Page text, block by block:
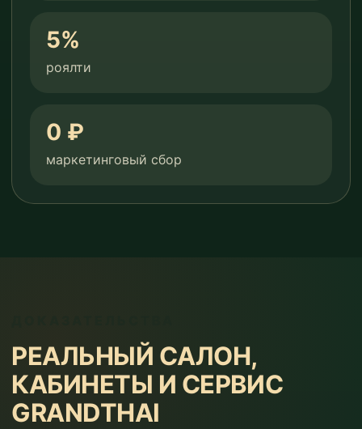
5%
роялти
0 ₽
маркетинговый сбор
РЕАЛЬНЫЙ САЛОН,
КАБИНЕТЫ И СЕРВИС
GRANDTHAI